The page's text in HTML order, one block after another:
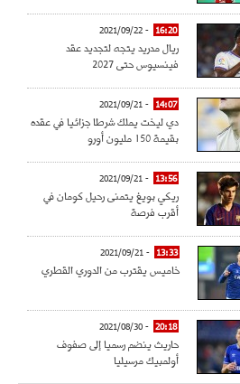
16:20
- 2021/09/22
ريال مدريد يتجه لتجديد عقد
فينسيوس حتى 2027
14:07
- 2021/09/21
دي ليخت يملك شرطا جزائيا في عقده
بقيمة 150 مليون أورو
13:56
- 2021/09/21
ريكي بويغ يتمنى رحيل كومان في
أقرب فرصة
13:33
- 2021/09/21
خاميس يقترب من الدوري القطري
20:18
- 2021/08/30
حاريث ينضم رسميا إلى صفوف
أولمبيك مرسيليا